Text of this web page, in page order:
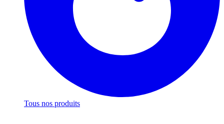
Tous nos produits